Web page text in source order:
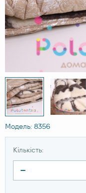
Модель: 8356
Кількість: